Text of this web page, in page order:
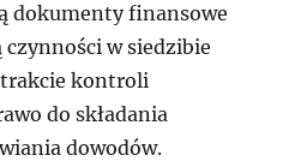
dokumenty finansowe
w siedzibie
kontroli
do składania
dowodów.